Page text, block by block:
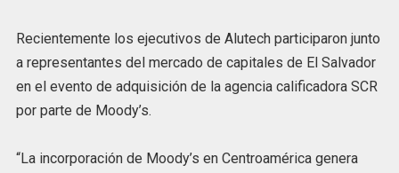
Recientemente los ejecutivos de Alutech participaron junto
a representantes del mercado de capitales de El Salvador
en el evento de adquisición de la agencia calificadora SCR
por parte de Moody’s.
“La incorporación de Moody’s en Centroamérica genera